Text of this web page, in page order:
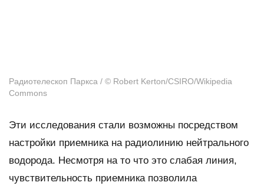
Радиотелескоп Паркса / © Robert Kerton/CSIRO/Wikipedia
Commons
Эти исследования стали возможны посредством
настройки приемника на радиолинию нейтрального
водорода. Несмотря на то что это слабая линия,
чувствительность приемника позволила